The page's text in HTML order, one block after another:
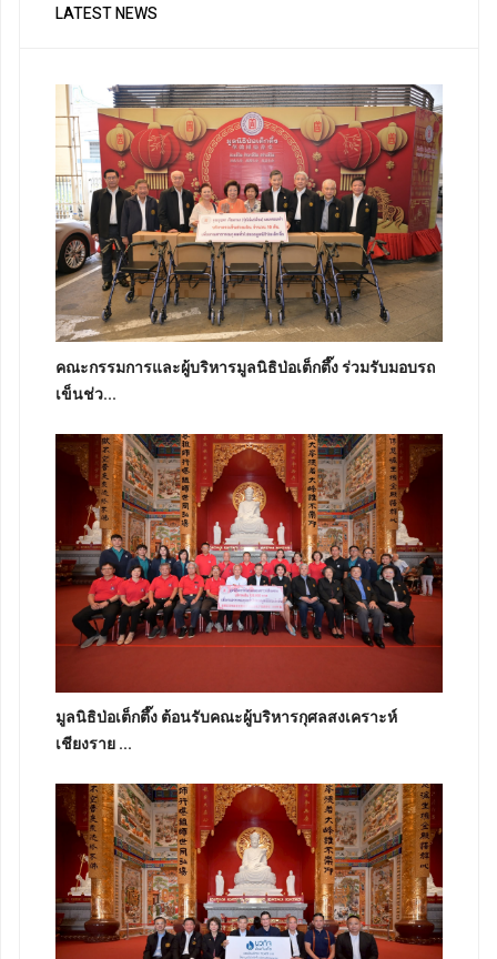
LATEST NEWS
คณะกรรมการและผู้บริหารมูลนิธิป่อเต็กตึ๊ง ร่วมรับมอบรถ
เข็นช่ว...
มูลนิธิป่อเต็กตึ๊ง ต้อนรับคณะผู้บริหารกุศลสงเคราะห์
เชียงราย ...